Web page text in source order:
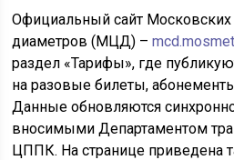
Официальный сайт
диаметров (МЦД) –
раздел «Тарифы», где
на разовые билеты,
Данные обновляются
вносимыми Департаментом
ЦППК. На странице приведена